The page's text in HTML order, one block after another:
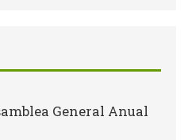
General Anual